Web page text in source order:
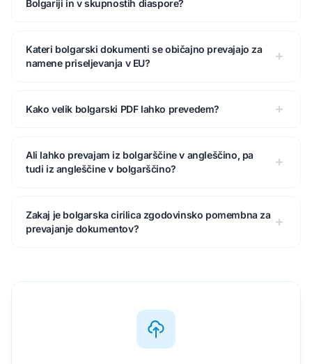
Bolgariji in v skupnostih diaspore?
Kateri bolgarski dokumenti se običajno prevajajo za
namene priseljevanja v EU?
Kako velik bolgarski PDF lahko prevedem?
Ali lahko prevajam iz bolgarščine v angleščino, pa
tudi iz angleščine v bolgarščino?
Zakaj je bolgarska cirilica zgodovinsko pomembna za
prevajanje dokumentov?